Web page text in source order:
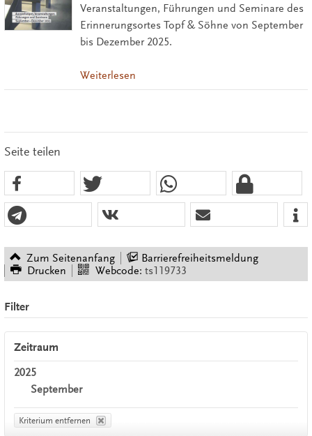
Veranstaltungen, Führungen und Seminare des
Erinnerungsortes Topf & Söhne von September
bis Dezember 2025.
Weiterlesen
Seite teilen
Zum Seitenanfang
Barrierefreiheitsmeldung
Drucken
Webcode: ts119733
Filter
Zeitraum
2025
September
Kriterium entfernen